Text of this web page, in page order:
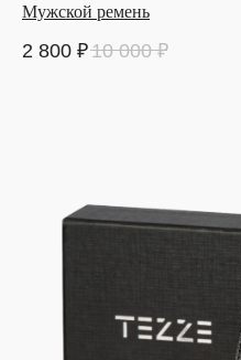
Мужской ремень
2 800 ₽10 000 ₽